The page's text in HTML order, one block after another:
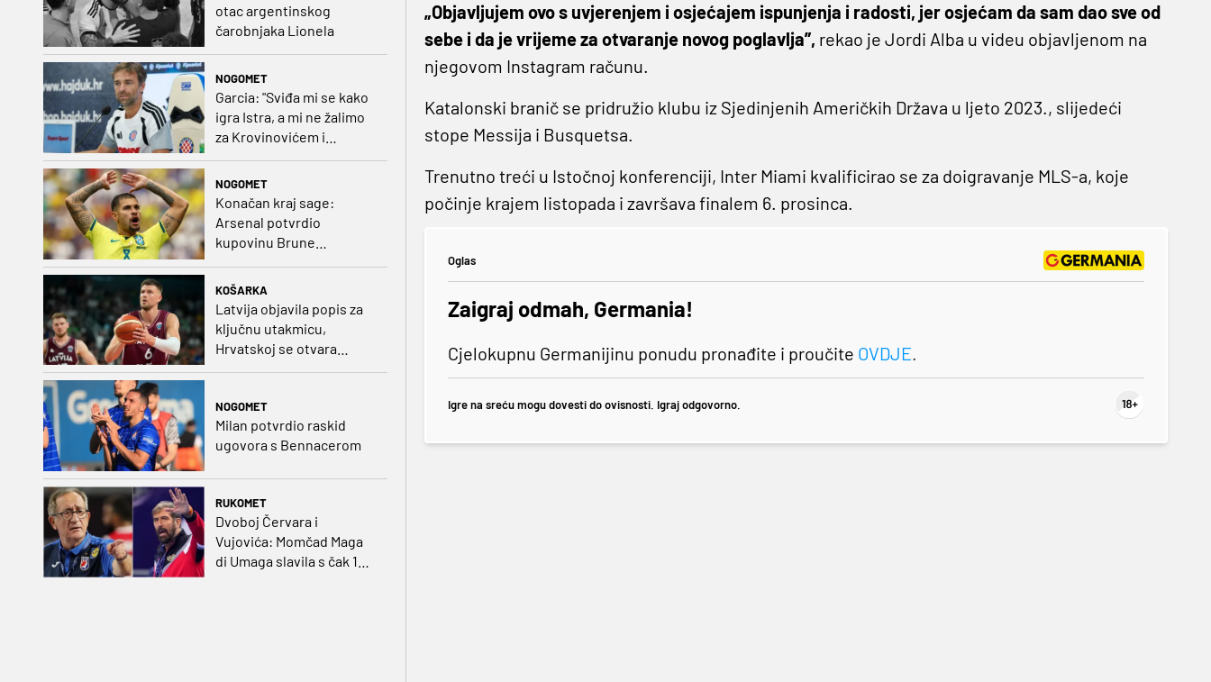
otac argentinskog
čarobnjaka Lionela
NOGOMET
Garcia: "Sviđa mi se kako
igra Istra, a mi ne žalimo
za Krovinovićem i
NOGOMET
Konačan kraj sage:
Arsenal potvrdio
kupovinu Brune
KOŠARKA
Latvija objavila popis za
ključnu utakmicu,
Hrvatskoj se otvara
velika prilika
NOGOMET
Milan potvrdio raskid
ugovora s Bennacerom
RUKOMET
Dvoboj Červara i
Vujovića: Momčad Maga
di Umaga slavila s čak 12
„Objavljujem ovo s uvjerenjem i osjećajem ispunjenja i radosti, jer osjećam da sam dao sve od
sebe i da je vrijeme za otvaranje novog poglavlja”, rekao je Jordi Alba u videu objavljenom na
njegovom Instagram računu.
Katalonski branič se pridružio klubu iz Sjedinjenih Američkih Država u ljeto 2023., slijedeći
stope Messija i Busquetsa.
Trenutno treći u Istočnoj konferenciji, Inter Miami kvalificirao se za doigravanje MLS-a, koje
počinje krajem listopada i završava finalem 6. prosinca.
Oglas
Zaigraj odmah, Germania!
Cjelokupnu Germanijinu ponudu pronađite i proučite OVDJE.
Igre na sreću mogu dovesti do ovisnosti. Igraj odgovorno.